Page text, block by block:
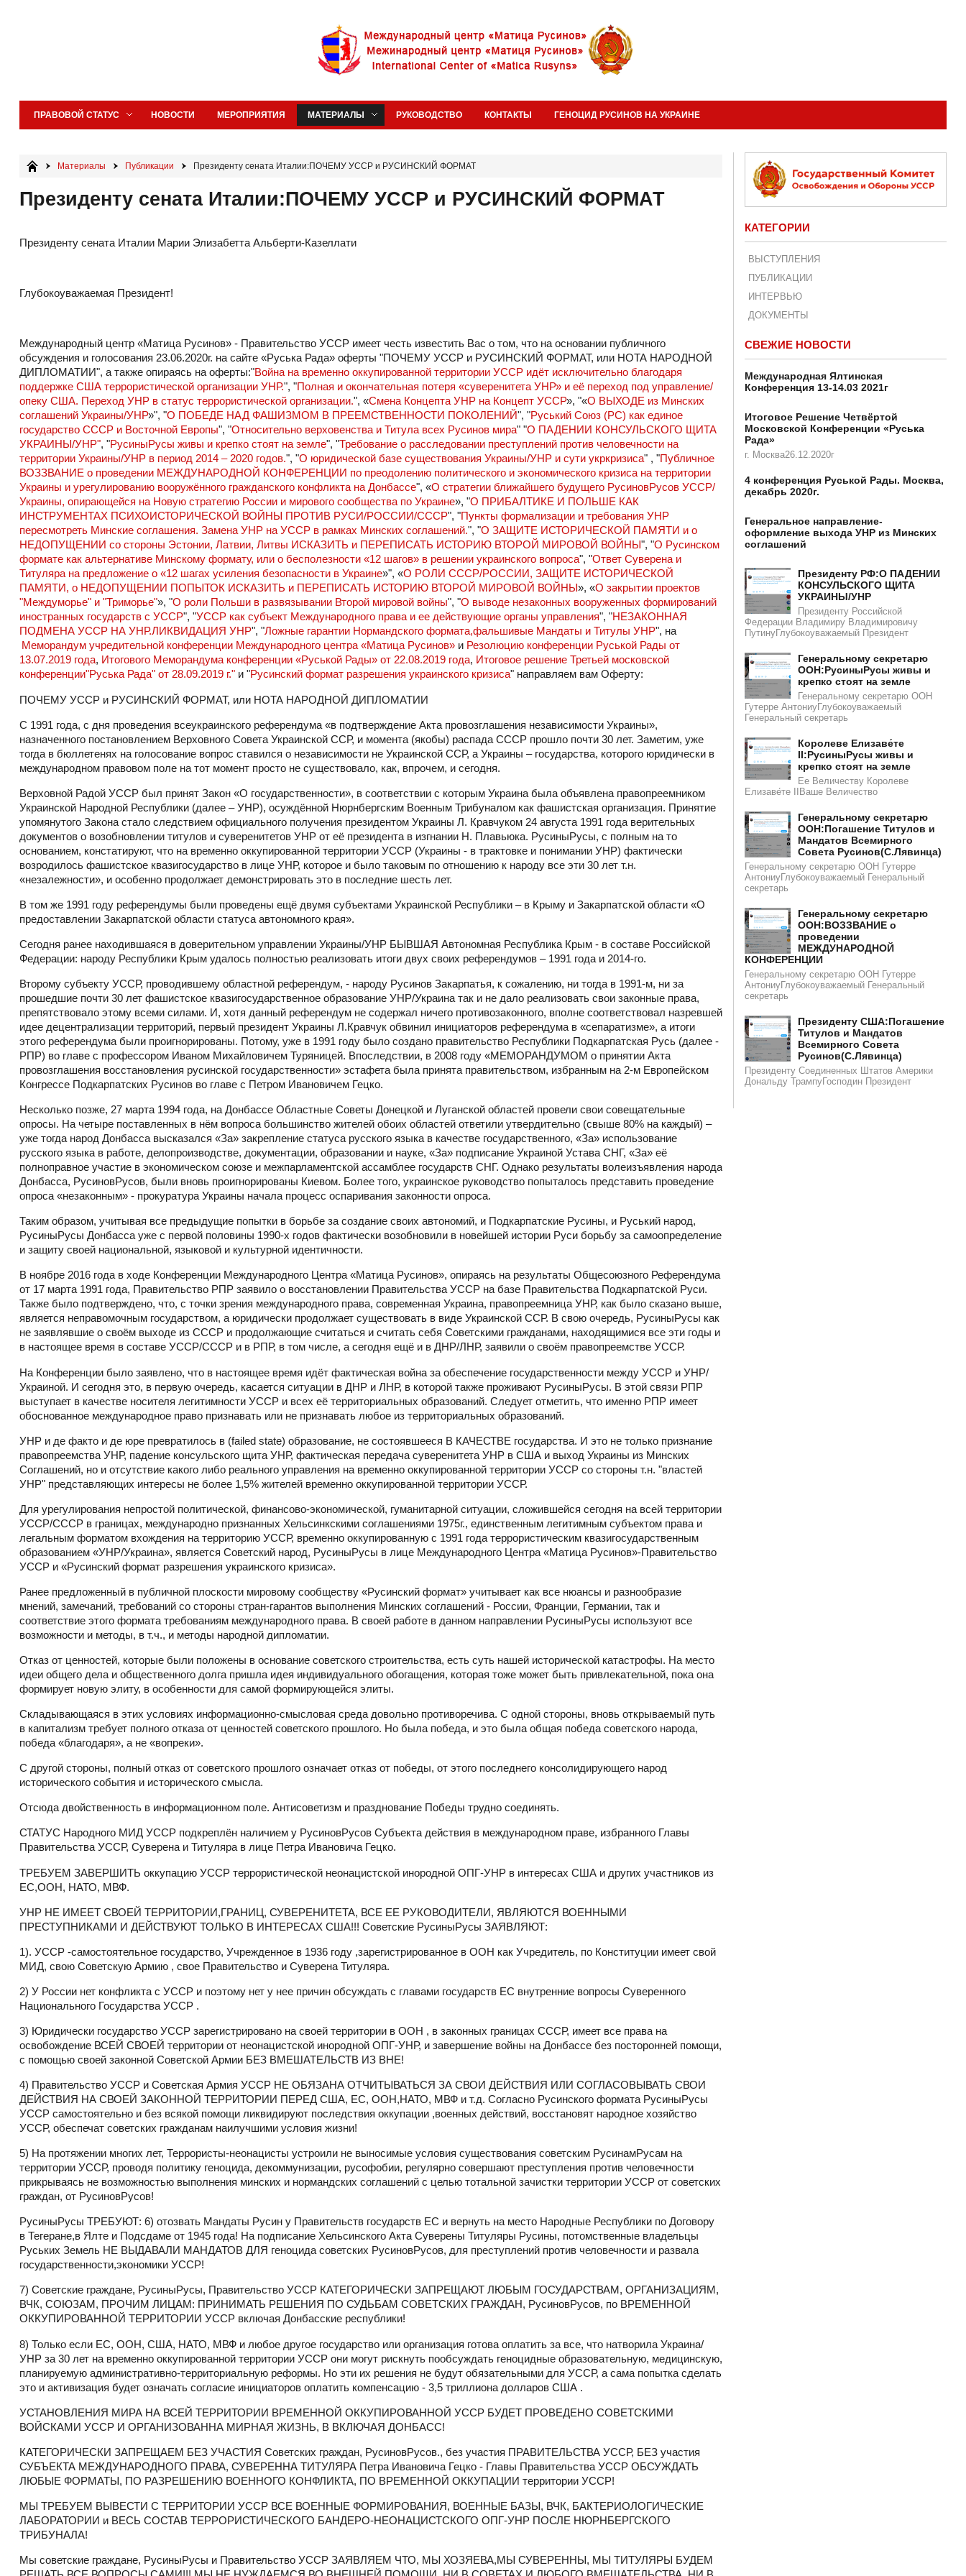
ПРАВОВОЙ СТАТУС НОВОСТИ МЕРОПРИЯТИЯ МАТЕРИАЛЫ РУКОВОДСТВО КОНТАКТЫ ГЕНОЦИД РУСИНОВ НА УКРАИНЕ
Материалы Публикации Президенту сената Италии:ПОЧЕМУ УССР и РУСИНСКИЙ ФОРМАТ​​
Президенту сената Италии:ПОЧЕМУ УССР и РУСИНСКИЙ ФОРМАТ​​
Президенту сената Италии Марии Элизабетта Альберти-Казеллати
Глубокоуважаемая Президент!
Международный центр «Матица Русинов» - Правительство УССР имеет честь известить Вас о том, что на основании публичного
обсуждения и голосования 23.06.2020г. на сайте «Руська Рада» оферты "ПОЧЕМУ УССР и РУСИНСКИЙ ФОРМАТ, или НОТА НАРОДНОЙ
ДИПЛОМАТИИ", а также опираясь на оферты:"Война на временно оккупированной территории УССР идёт исключительно благодаря
поддержке США террористической организации УНР.", "Полная и окончательная потеря «суверенитета УНР» и её переход под управление/
опеку США. Переход УНР в статус террористической организации.", «Смена Концепта УНР на Концепт УССР», "«О ВЫХОДЕ из Минских
соглашений Украины/УНР»", "О ПОБЕДЕ НАД ФАШИЗМОМ В ПРЕЕМСТВЕННОСТИ ПОКОЛЕНИЙ", "Руський Союз (РС) как единое
государство СССР и Восточной Европы", "Относительно верховенства и Титула всех Русинов мира" "О ПАДЕНИИ КОНСУЛЬСКОГО ЩИТА
УКРАИНЫ/УНР", "РусиныРусы живы и крепко стоят на земле", "Требование о расследовании преступлений против человечности на
территории Украины/УНР в период 2014 – 2020 годов.", "О юридической базе существования Украины/УНР и сути укркризиса" , "Публичное
ВОЗЗВАНИЕ о проведении МЕЖДУНАРОДНОЙ КОНФЕРЕНЦИИ по преодолению политического и экономического кризиса на территории
Украины и урегулированию вооружённого гражданского конфликта на Донбассе", «О стратегии ближайшего будущего РусиновРусов УССР/
Украины, опирающейся на Новую стратегию России и мирового сообщества по Украине», "О ПРИБАЛТИКЕ И ПОЛЬШЕ КАК
ИНСТРУМЕНТАХ ПСИХОИСТОРИЧЕСКОЙ ВОЙНЫ ПРОТИВ РУСИ/РОССИИ/СССР", "Пункты формализации и требования УНР
пересмотреть Минские соглашения. Замена УНР на УССР в рамках Минских соглашений.", "О ЗАЩИТЕ ИСТОРИЧЕСКОЙ ПАМЯТИ и о
НЕДОПУЩЕНИИ со стороны Эстонии, Латвии, Литвы ИСКАЗИТЬ и ПЕРЕПИСАТЬ ИСТОРИЮ ВТОРОЙ МИРОВОЙ ВОЙНЫ", "О Русинском
формате как альтернативе Минскому формату, или о бесполезности «12 шагов» в решении украинского вопроса", "Ответ Суверена и
Титуляра на предложение о «12 шагах усиления безопасности в Украине»", «О РОЛИ СССР/РОССИИ, ЗАЩИТЕ ИСТОРИЧЕСКОЙ
ПАМЯТИ, о НЕДОПУЩЕНИИ ПОПЫТОК ИСКАЗИТЬ и ПЕРЕПИСАТЬ ИСТОРИЮ ВТОРОЙ МИРОВОЙ ВОЙНЫ», «О закрытии проектов
"Междуморье" и "Триморье"», "О роли Польши в развязывании Второй мировой войны", "О выводе незаконных вооруженных формирований
иностранных государств с УССР", "УССР как субъект Международного права и ее действующие органы управления", "НЕЗАКОННАЯ
ПОДМЕНА УССР НА УНР.ЛИКВИДАЦИЯ УНР", "Ложные гарантии Нормандского формата,фальшивые Мандаты и Титулы УНР", на
Меморандум учредительной конференции Международного центра «Матица Русинов»и Резолюцию конференции Руськой Рады от
13.07.2019 года, Итогового Меморандума конференции «Руськой Рады» от 22.08.2019 года, Итоговое решение Третьей московской
конференции"Руська Рада" от 28.09.2019 г."и "Русинский формат разрешения украинского кризиса" направляем вам Оферту:
ПОЧЕМУ УССР и РУСИНСКИЙ ФОРМАТ, или НОТА НАРОДНОЙ ДИПЛОМАТИИ
С 1991 года, с дня проведения всеукраинского референдума «в подтверждение Акта провозглашения независимости Украины»,
назначенного постановлением Верховного Совета Украинской ССР, и момента (якобы) распада СССР прошло почти 30 лет. Заметим, уже
тогда в бюллетенях на голосование вопрос ставился о независимости не Украинской ССР, а Украины – государства, которого юридически в
международном правовом поле на тот момент просто не существовало, как, впрочем, и сегодня.
Верховной Радой УССР был принят Закон «О государственности», в соответствии с которым Украина была объявлена правопреемником
Украинской Народной Республики (далее – УНР), осуждённой Нюрнбергским Военным Трибуналом как фашистская организация. Принятие
упомянутого Закона стало следствием официального получения президентом Украины Л. Кравчуком 24 августа 1991 года верительных
документов о возобновлении титулов и суверенитетов УНР от её президента в изгнании Н. Плавьюка. РусиныРусы, с полным на то
основанием, констатируют, что на временно оккупированной территории УССР (Украины - в трактовке и понимании УНР) фактически
возродилось фашистское квазигосударство в лице УНР, которое и было таковым по отношению к народу все эти 30 лет т.н.
«незалежности», и особенно продолжает демонстрировать это в последние шесть лет.
В том же 1991 году референдумы были проведены ещё двумя субъектами Украинской Республики – в Крыму и Закарпатской области «О
предоставлении Закарпатской области статуса автономного края».
Сегодня ранее находившаяся в доверительном управлении Украины/УНР БЫВШАЯ Автономная Республика Крым - в составе Российской
Федерации: народу Республики Крым удалось полностью реализовать итоги двух своих референдумов – 1991 года и 2014-го.
Второму субъекту УССР, проводившему областной референдум, - народу Русинов Закарпатья, к сожалению, ни тогда в 1991-м, ни за
прошедшие почти 30 лет фашистское квазигосударственное образование УНР/Украина так и не дало реализовать свои законные права,
препятствовало этому всеми силами. И, хотя данный референдум не содержал ничего противозаконного, вполне соответствовал назревшей
идее децентрализации территорий, первый президент Украины Л.Кравчук обвинил инициаторов референдума в «сепаратизме», а итоги
этого референдума были проигнорированы. Потому, уже в 1991 году было создано правительство Республики Подкарпатская Русь (далее -
РПР) во главе с профессором Иваном Михайловичем Туряницей. Впоследствии, в 2008 году «МЕМОРАНДУМОМ о принятии Акта
провозглашения восстановления русинской государственности» эстафета была принята правительством, избранным на 2-м Европейском
Конгрессе Подкарпатских Русинов во главе с Петром Ивановичем Гецко.
Несколько позже, 27 марта 1994 года, на Донбассе Областные Советы Донецкой и Луганской областей провели свои совещательные
опросы. На четыре поставленных в нём вопроса большинство жителей обоих областей ответили утвердительно (свыше 80% на каждый) –
уже тогда народ Донбасса высказался «За» закрепление статуса русского языка в качестве государственного, «За» использование
русского языка в работе, делопроизводстве, документации, образовании и науке, «За» подписание Украиной Устава СНГ, «За» её
полноправное участие в экономическом союзе и межпарламентской ассамблее государств СНГ. Однако результаты волеизъявления народа
Донбасса, РусиновРусов, были вновь проигнорированы Киевом. Более того, украинское руководство попыталось представить проведение
опроса «незаконным» - прокуратура Украины начала процесс оспаривания законности опроса.
Таким образом, учитывая все предыдущие попытки в борьбе за создание своих автономий, и Подкарпатские Русины, и Руський народ,
РусиныРусы Донбасса уже с первой половины 1990-х годов фактически возобновили в новейшей истории Руси борьбу за самоопределение
и защиту своей национальной, языковой и культурной идентичности.
В ноябре 2016 года в ходе Конференции Международного Центра «Матица Русинов», опираясь на результаты Общесоюзного Референдума
от 17 марта 1991 года, Правительство РПР заявило о восстановлении Правительства УССР на базе Правительства Подкарпатской Руси.
Также было подтверждено, что, с точки зрения международного права, современная Украина, правопреемница УНР, как было сказано выше,
является неправомочным государством, а юридически продолжает существовать в виде Украинской ССР. В свою очередь, РусиныРусы как
не заявлявшие о своём выходе из СССР и продолжающие считаться и считать себя Советскими гражданами, находящимися все эти годы и
в настоящее время в составе УССР/СССР и в РПР, в том числе, а сегодня ещё и в ДНР/ЛНР, заявили о своём правопреемстве УССР.
На Конференции было заявлено, что в настоящее время идёт фактическая война за обеспечение государственности между УССР и УНР/
Украиной. И сегодня это, в первую очередь, касается ситуации в ДНР и ЛНР, в которой также проживают РусиныРусы. В этой связи РПР
выступает в качестве носителя легитимности УССР и всех её территориальных образований. Следует отметить, что именно РПР имеет
обоснованное международное право признавать или не признавать любое из территориальных образований.
УНР и де факто и де юре превратилось в (failed state) образование, не состоявшееся В КАЧЕСТВЕ государства. И это не только признание
правопреемства УНР, падение консульского щита УНР, фактическая передача суверенитета УНР в США и выход Украины из Минских
Соглашений, но и отсутствие какого либо реального управления на временно оккупированной территории УССР со стороны т.н. "властей
УНР" представляющих интересы не более 1,5% жителей временно оккупированной территории УССР.
Для урегулирования непростой политической, финансово-экономической, гуманитарной ситуации, сложившейся сегодня на всей территории
УССР/СССР в границах, международно признанных Хельсинкскими соглашениями 1975г., единственным легитимным субъектом права и
легальным форматом вхождения на территорию УССР, временно оккупированную с 1991 года террористическим квазигосударственным
образованием «УНР/Украина», является Советский народ, РусиныРусы в лице Международного Центра «Матица Русинов»-Правительство
УССР и «Русинский формат разрешения украинского кризиса».
Ранее предложенный в публичной плоскости мировому сообществу «Русинский формат» учитывает как все нюансы и разнообразие
мнений, замечаний, требований со стороны стран-гарантов выполнения Минских соглашений - России, Франции, Германии, так и
соответствие этого формата требованиям международного права. В своей работе в данном направлении РусиныРусы используют все
возможности и методы, в т.ч., и методы народной дипломатии.
Отказ от ценностей, которые были положены в основание советского строительства, есть суть нашей исторической катастрофы. На место
идеи общего дела и общественного долга пришла идея индивидуального обогащения, которая тоже может быть привлекательной, пока она
формирует новую элиту, в особенности для самой формирующейся элиты.
Складывающаяся в этих условиях информационно-смысловая среда довольно противоречива. С одной стороны, вновь открываемый путь
в капитализм требует полного отказа от ценностей советского прошлого. Но была победа, и это была общая победа советского народа,
победа «благодаря», а не «вопреки».
С другой стороны, полный отказ от советского прошлого означает отказ от победы, от этого последнего консолидирующего народ
исторического события и исторического смысла.
Отсюда двойственность в информационном поле. Антисоветизм и празднование Победы трудно соединять.
СТАТУС Народного МИД УССР подкреплён наличием у РусиновРусов Субъекта действия в международном праве, избранного Главы
Правительства УССР, Суверена и Титуляра в лице Петра Ивановича Гецко.
ТРЕБУЕМ ЗАВЕРШИТЬ оккупацию УССР террористической неонацистской инородной ОПГ-УНР в интересах США и других участников из
ЕС,ООН, НАТО, МВФ.
УНР НЕ ИМЕЕТ СВОЕЙ ТЕРРИТОРИИ,ГРАНИЦ, СУВЕРЕНИТЕТА, ВСЕ ЕЕ РУКОВОДИТЕЛИ, ЯВЛЯЮТСЯ ВОЕННЫМИ
ПРЕСТУПНИКАМИ И ДЕЙСТВУЮТ ТОЛЬКО В ИНТЕРЕСАХ США!!! Советские РусиныРусы ЗАЯВЛЯЮТ:
1). УССР -самостоятельное государство, Учрежденное в 1936 году ,зарегистрированное в ООН как Учредитель, по Конституции имеет свой
МИД, свою Советскую Армию , свое Правительство и Суверена Титуляра.
2) У России нет конфликта с УССР и поэтому нет у нее причин обсуждать с главами государств ЕС внутренние вопросы Суверенного
Национального Государства УССР .
3) Юридически государство УССР зарегистрировано на своей территории в ООН , в законных границах СССР, имеет все права на
освобождение ВСЕЙ СВОЕЙ территории от неонацистской инородной ОПГ-УНР, и завершение войны на Донбассе без посторонней помощи,
с помощью своей законной Советской Армии БЕЗ ВМЕШАТЕЛЬСТВ ИЗ ВНЕ!
4) Правительство УССР и Советская Армия УССР НЕ ОБЯЗАНА ОТЧИТЫВАТЬСЯ ЗА СВОИ ДЕЙСТВИЯ ИЛИ СОГЛАСОВЫВАТЬ СВОИ
ДЕЙСТВИЯ НА СВОЕЙ ЗАКОННОЙ ТЕРРИТОРИИ ПЕРЕД США, ЕС, ООН,НАТО, МВФ и т.д. Согласно Русинского формата РусиныРусы
УССР самостоятельно и без всякой помощи ликвидируют последствия оккупации ,военных действий, восстановят народное хозяйство
УССР, обеспечат советских гражданам наилучшими условия жизни!
5) На протяжении многих лет, Террористы-неонацисты устроили не выносимые условия существования советским РусинамРусам на
территории УССР, проводя политику геноцида, декоммунизации, русофобии, регулярно совершают преступления против человечности
прикрываясь не возможностью выполнения минских и нормандских соглашений с целью тотальной зачистки территории УССР от советских
граждан, от РусиновРусов!
РусиныРусы ТРЕБУЮТ: 6) отозвать Мандаты Русин у Правительств государств ЕС и вернуть на место Народные Республики по Договору
в Тегеране,в Ялте и Подсдаме от 1945 года! На подписание Хельсинского Акта Суверены Титуляры Русины, потомственные владельцы
Руських Земель НЕ ВЫДАВАЛИ МАНДАТОВ ДЛЯ геноцида советских РусиновРусов, для преступлений против человечности и развала
государственности,экономики УССР!
7) Советские граждане, РусиныРусы, Правительство УССР КАТЕГОРИЧЕСКИ ЗАПРЕЩАЮТ ЛЮБЫМ ГОСУДАРСТВАМ, ОРГАНИЗАЦИЯМ,
ВЧК, СОЮЗАМ, ПРОЧИМ ЛИЦАМ: ПРИНИМАТЬ РЕШЕНИЯ ПО СУДЬБАМ СОВЕТСКИХ ГРАЖДАН, РусиновРусов, по ВРЕМЕННОЙ
ОККУПИРОВАННОЙ ТЕРРИТОРИИ УССР включая Донбасские республики!
8) Только если ЕС, ООН, США, НАТО, МВФ и любое другое государство или организация готова оплатить за все, что натворила Украина/
УНР за 30 лет на временно оккупированной территории УССР они могут рискнуть пообсуждать геноцидные образовательную, медицинскую,
планируемую административно-территориальную реформы. Но эти их решения не будут обязательными для УССР, а сама попытка сделать
это и активизация будет означать согласие инициаторов оплатить компенсацию - 3,5 триллиона долларов США .
УСТАНОВЛЕНИЯ МИРА НА ВСЕЙ ТЕРРИТОРИИ ВРЕМЕННОЙ ОККУПИРОВАННОЙ УССР БУДЕТ ПРОВЕДЕНО СОВЕТСКИМИ
ВОЙСКАМИ УССР И ОРГАНИЗОВАННА МИРНАЯ ЖИЗНЬ, В ВКЛЮЧАЯ ДОНБАСС!
КАТЕГОРИЧЕСКИ ЗАПРЕЩАЕМ БЕЗ УЧАСТИЯ Советских граждан, РусиновРусов., без участия ПРАВИТЕЛЬСТВА УССР, БЕЗ участия
СУБЪЕКТА МЕЖДУНАРОДНОГО ПРАВА, СУВЕРЕННА ТИТУЛЯРА Петра Ивановича Гецко - Главы Правительства УССР ОБСУЖДАТЬ
ЛЮБЫЕ ФОРМАТЫ, ПО РАЗРЕШЕНИЮ ВОЕННОГО КОНФЛИКТА, ПО ВРЕМЕННОЙ ОККУПАЦИИ территории УССР!
МЫ ТРЕБУЕМ ВЫВЕСТИ С ТЕРРИТОРИИ УССР ВСЕ ВОЕННЫЕ ФОРМИРОВАНИЯ, ВОЕННЫЕ БАЗЫ, ВЧК, БАКТЕРИОЛОГИЧЕСКИЕ
ЛАБОРАТОРИИ и ВЕСЬ СОСТАВ ТЕРРОРИСТИЧЕСКОГО БАНДЕРО-НЕОНАЦИСТСКОГО ОПГ-УНР ПОСЛЕ НЮРНБЕРГСКОГО
ТРИБУНАЛА!
Мы советские граждане, РусиныРусы и Правительство УССР ЗАЯВЛЯЕМ ЧТО, МЫ ХОЗЯЕВА,МЫ СУВЕРЕННЫ, МЫ ТИТУЛЯРЫ БУДЕМ
КАТЕГОРИИ
ВЫСТУПЛЕНИЯ
ПУБЛИКАЦИИ
ИНТЕРВЬЮ
ДОКУМЕНТЫ
СВЕЖИЕ НОВОСТИ
Международная Ялтинская
Конференция 13-14.03 2021г
Итоговое Решение Четвёртой
Московской Конференции «Руська
Рада»
г. Москва26.12.2020г
4 конференция Руськой Рады. Москва,
декабрь 2020г.
Генеральное направление-
оформление выхода УНР из Минских
соглашений
Президенту РФ:О ПАДЕНИИ
КОНСУЛЬСКОГО ЩИТА
УКРАИНЫ/УНР​​
Президенту Российской
Федерации Владимиру Владимировичу
ПутинуГлубокоуважаемый Президент
Генеральному секретарю
ООН:РусиныРусы живы и
крепко стоят на земле
Генеральному секретарю ООН
Гутерре АнтониуГлубокоуважаемый
Генеральный секретарь
Королеве Елизаве́те
II:РусиныРусы живы и
крепко стоят на земле
Ее Величеству Королеве
Елизаве́те IIВаше Величество
Генеральному секретарю
ООН:Погашение Титулов и
Мандатов Всемирного
Совета Русинов(С.Лявинца)​​
Генеральному секретарю ООН Гутерре
АнтониуГлубокоуважаемый Генеральный
секретарь
Генеральному секретарю
ООН:ВОЗЗВАНИЕ о
проведении
МЕЖДУНАРОДНОЙ
КОНФЕРЕНЦИИ
Генеральному секретарю ООН Гутерре
АнтониуГлубокоуважаемый Генеральный
секретарь
​​Президенту США:Погашение
Титулов и Мандатов
Всемирного Совета
Русинов(С.Лявинца)​
Президенту Соединенных Штатов Америки
Дональду ТрампуГосподин Пpeзидeнт